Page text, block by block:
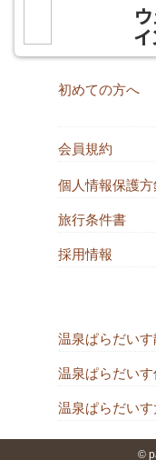
初めての方へ
会員規約
個人情報保護方
旅行条件書
採用情報
温泉ぱらだいす
温泉ぱらだいす
温泉ぱらだい
©